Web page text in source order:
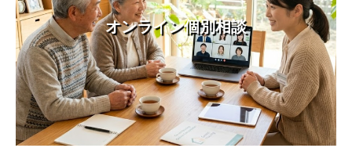
オンライン個別相談